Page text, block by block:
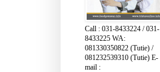
Call : 031-8433224 / 031-
8433225 WA:
081330350822 (Tutie) /
081232539310 (Tutie) E-
mail :